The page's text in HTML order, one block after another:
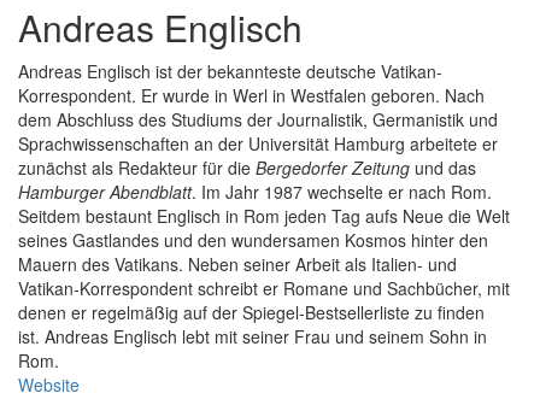
Andreas Englisch
Andreas Englisch ist der bekannteste deutsche Vatikan-
Korrespondent. Er wurde in Werl in Westfalen geboren. Nach
dem Abschluss des Studiums der Journalistik, Germanistik und
Sprachwissenschaften an der Universität Hamburg arbeitete er
zunächst als Redakteur für die Bergedorfer Zeitung und das
Hamburger Abendblatt. Im Jahr 1987 wechselte er nach Rom.
Seitdem bestaunt Englisch in Rom jeden Tag aufs Neue die Welt
seines Gastlandes und den wundersamen Kosmos hinter den
Mauern des Vatikans. Neben seiner Arbeit als Italien- und
Vatikan-Korrespondent schreibt er Romane und Sachbücher, mit
denen er regelmäßig auf der Spiegel-Bestsellerliste zu finden
ist. Andreas Englisch lebt mit seiner Frau und seinem Sohn in
Rom.
Website